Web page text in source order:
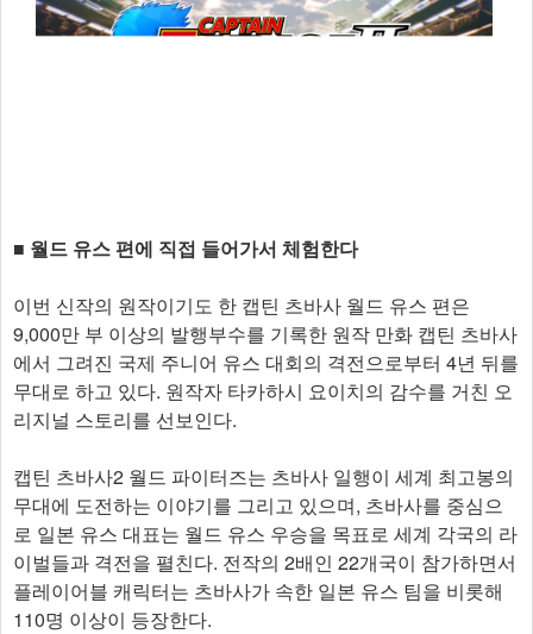
■ 월드 유스 편에 직접 들어가서 체험한다
이번 신작의 원작이기도 한 캡틴 츠바사 월드 유스 편은
9,000만 부 이상의 발행부수를 기록한 원작 만화 캡틴 츠바사
에서 그려진 국제 주니어 유스 대회의 격전으로부터 4년 뒤를
무대로 하고 있다. 원작자 타카하시 요이치의 감수를 거친 오
리지널 스토리를 선보인다.
캡틴 츠바사2 월드 파이터즈는 츠바사 일행이 세계 최고봉의
무대에 도전하는 이야기를 그리고 있으며, 츠바사를 중심으
로 일본 유스 대표는 월드 유스 우승을 목표로 세계 각국의 라
이벌들과 격전을 펼친다. 전작의 2배인 22개국이 참가하면서
플레이어블 캐릭터는 츠바사가 속한 일본 유스 팀을 비롯해
110명 이상이 등장한다.